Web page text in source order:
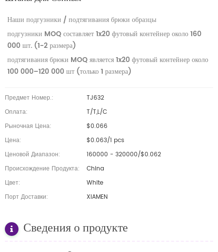
Наши подгузники / подтягивания брюки образцы
подгузники MOQ составляет 1x20 футовый контейнер около 160
000 шт. (1-2 размера)
подтягивания брюки MOQ является1x20 футовый контейнер около
100 000–120 000 шт (только 1 размера)
Предмет Номер.:
TJ632
Оплата:
T/T,L/C
Рыночная Цена:
$0.066
Цена:
$0.063/1 pcs
Ценовой Диапазон:
160000 - 320000/$0.062
Происхождение Продукта:
China
Цвет:
White
Порт Доставки:
XIAMEN
Сведения о продукте